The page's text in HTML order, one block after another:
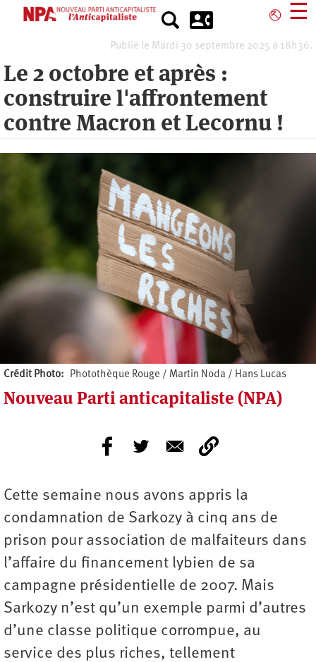
⎋ ☰
Publié le Mardi 30 septembre 2025 à 18h36.
Le 2 octobre et après :
construire l'affrontement
contre Macron et Lecornu !
Crédit Photo Photothèque Rouge / Martin Noda / Hans Lucas
Nouveau Parti anticapitaliste (NPA)
Cette semaine nous avons appris la
condamnation de Sarkozy à cinq ans de
prison pour association de malfaiteurs dans
l’affaire du financement lybien de sa
campagne présidentielle de 2007. Mais
Sarkozy n’est qu’un exemple parmi d’autres
d’une classe politique corrompue, au
service des plus riches, tellement